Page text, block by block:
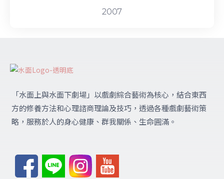
2007
「水面上與水面下劇場」 以戲劇綜合藝術為核心，結合東西
方的修養方法和心理諮商理論及技巧，透過各種戲劇藝術策
略，服務於人的身心健康、群我關係、生命圓滿。